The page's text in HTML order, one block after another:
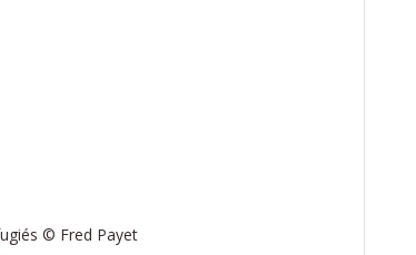
© Fred Payet